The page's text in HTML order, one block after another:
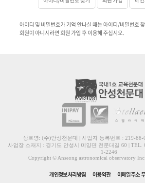
아이디 및 비밀번호가 기억 안나실 때는 아이디/비밀번호
회원이 아니시라면 회원 가입 후 이용해 주십시오.
상호명: (주)안성천문대 | 사업자 등록번호 : 219-88-
사업장 소재지 : 경기도 안성시 미양면 천문대길 60 | TEL.
1-2246
Copyright © Anseong astronomical observatory
개인정보처리방침 이용약관 이메일주소